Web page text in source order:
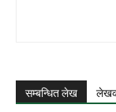
सम्बन्धित लेख